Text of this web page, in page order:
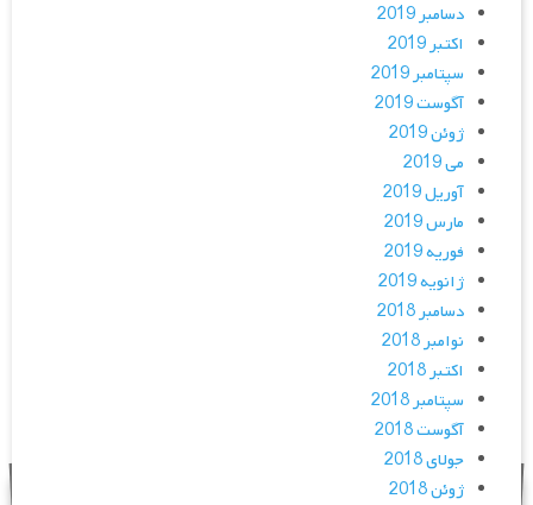
دسامبر 2019
اکتبر 2019
سپتامبر 2019
آگوست 2019
ژوئن 2019
می 2019
آوریل 2019
مارس 2019
فوریه 2019
ژانویه 2019
دسامبر 2018
نوامبر 2018
اکتبر 2018
سپتامبر 2018
آگوست 2018
جولای 2018
ژوئن 2018